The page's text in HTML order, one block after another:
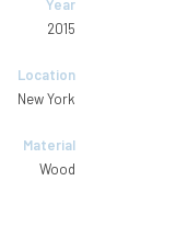
Year
2015
Location
New York
Material
Wood